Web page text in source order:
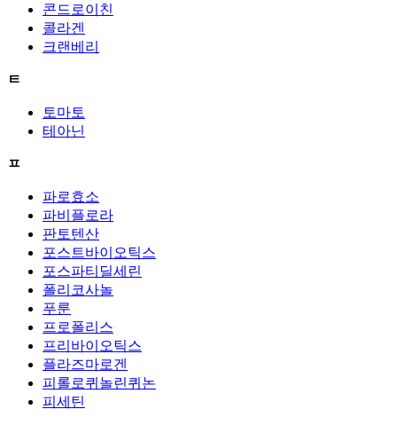
콘드로이친
콜라겐
크랜베리
ㅌ
토마토
테아닌
ㅍ
파로효소
파비플로라
판토텐산
포스트바이오틱스
포스파티딜세린
폴리코사놀
푸룬
프로폴리스
프리바이오틱스
플라즈마로겐
피롤로퀴놀린퀴논
피세틴